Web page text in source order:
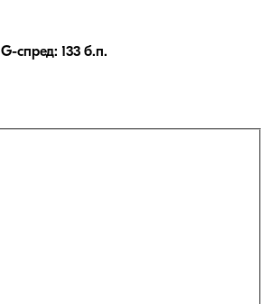
G-спред: 133 б.п.